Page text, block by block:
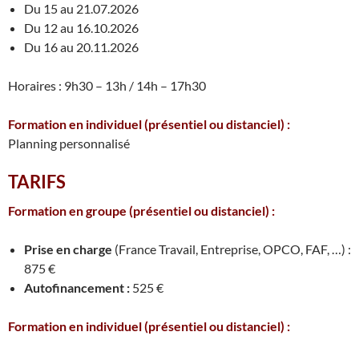
Du 15 au 21.07.2026
Du 12 au 16.10.2026
Du 16 au 20.11.2026
Horaires : 9h30 – 13h / 14h – 17h30
Formation en individuel(présentiel ou distanciel) :
Planning personnalisé
TARIFS
Formation en groupe (présentiel ou distanciel) :
Prise en charge (France Travail, Entreprise, OPCO, FAF, …) :
875 €
Autofinancement : 525 €
Formation en individuel(présentiel ou distanciel) :